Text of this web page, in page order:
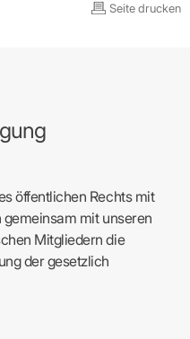
Seite drucken
öffentlichen Rechts mit
mit unseren
Mitgliedern die
der gesetzlich